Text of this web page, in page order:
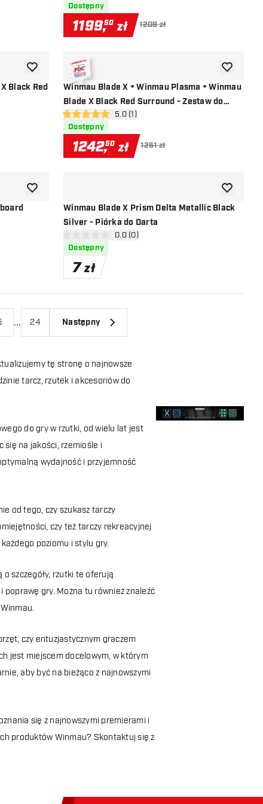
Dostępny
1199,50 zł 1208 zł
Black Red
dodaj do listy życzeń
Winmau Blade X + Winmau Plasma + Winmau
Blade X Black Red Surround - Zestaw do
Darta
otwórz panel recenzji
5 gwiazdki oceny5.0 (1)
Dostępny
1242,50 zł 1251 zł
dodaj do
dodaj do listy życzeń
Winmau Blade X Prism Delta Metallic Black
Silver - Piórka do Darta
otwórz panel recenzji
0 gwiazdki oceny0.0 (0)
Dostępny
7 zł
dodaj do
... 24 Następny
tę stronę o najnowsze
tarcz, rzutek i akcesoriów do
do gry w rzutki, od wielu lat jest
na jakości, rzemiośle i
wydajność i przyjemność
od tego, czy szukasz tarczy
czy też tarczy rekreacyjnej
poziomu i stylu gry.
szczegóły, rzutki te oferują
gry. Można tu również znaleźć
czy entuzjastycznym graczem
jest miejscem docelowym, w którym
aby być na bieżąco z najnowszymi
się z najnowszymi premierami i
produktów Winmau? Skontaktuj się z